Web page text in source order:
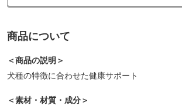
商品について
＜商品の説明＞
犬種の特徴に合わせた健康サポート
＜素材・材質・成分＞